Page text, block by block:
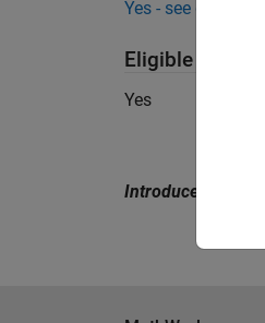
Yes - see details
Eligible for
Yes
Introduced in